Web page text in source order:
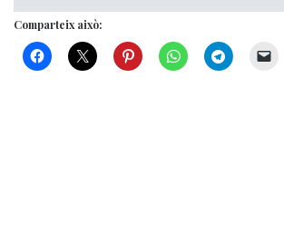
count++;
}
import java.util.regex.*;
Comparteix això: